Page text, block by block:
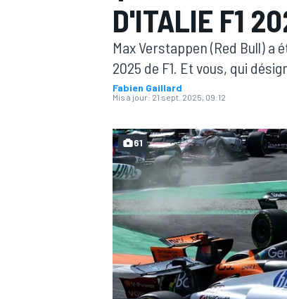
D'ITALIE F1
Max Verstappen (Red Bull) a
2025 de F1. Et vous, qui
Fabien Gaillard
Mis à jour: 21 sept. 2025, 09:12
61